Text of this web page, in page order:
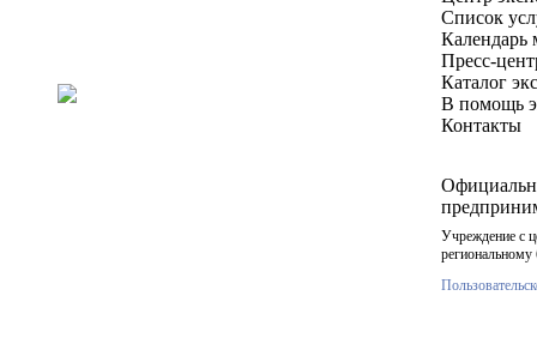
Список
Календарь
Пресс-
Каталог
В помощь
Контакты
Учреждение с
региональному